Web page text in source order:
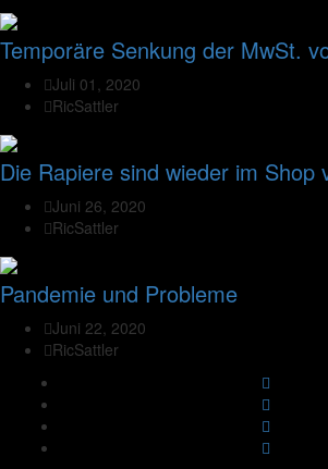
Temporäre Senkung der MwSt.
Juli 01, 2020
RicSattler
Die Rapiere sind wieder im Shop
Juni 26, 2020
RicSattler
Pandemie und Probleme
Juni 22, 2020
RicSattler